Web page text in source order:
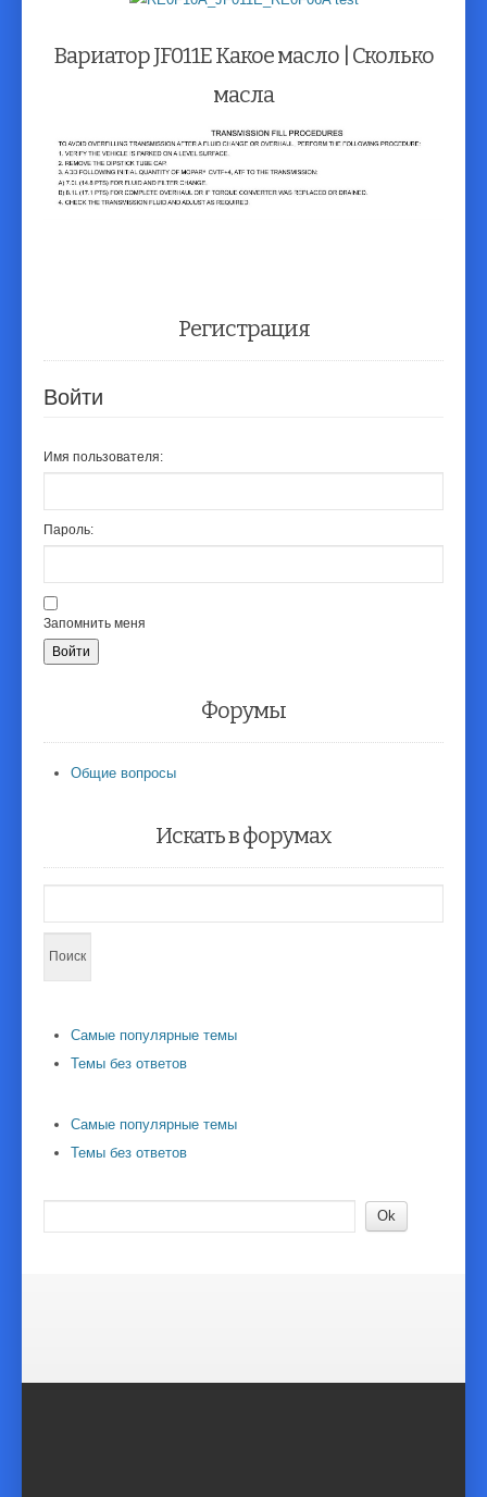
Вариатор JF011E Какое масло | Сколько
масла
Регистрация
Войти
Имя пользователя:
Пароль:
Запомнить меня
Войти
Форумы
Общие вопросы
Искать в форумах
Самые популярные темы
Темы без ответов
Самые популярные темы
Темы без ответов